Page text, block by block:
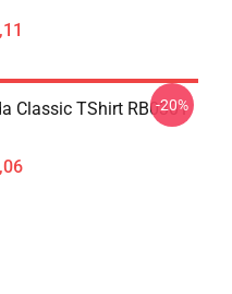
Classic TShirt RB0301
-20%